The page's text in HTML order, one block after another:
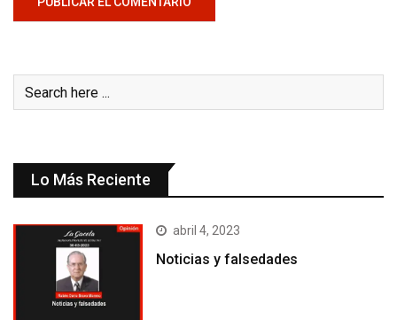
Lo Más Reciente
abril 4, 2023
Noticias y falsedades